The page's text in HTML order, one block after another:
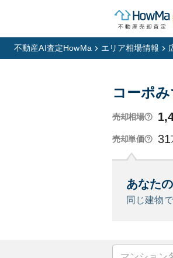
不動産AI査定HowMa エリア相場情報
コーポ
売却相場
売却単価 31
あなた
同じ建物